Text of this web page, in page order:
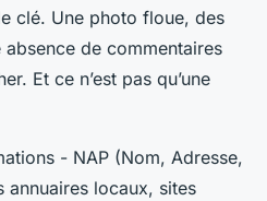
clé. Une photo floue, des
de commentaires
Et ce n’est pas qu’une
- NAP (Nom, Adresse,
annuaires locaux, sites